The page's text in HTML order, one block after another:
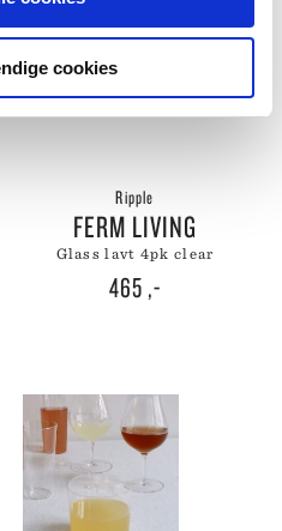
cookies
Ripple
FERM LIVING
glass lavt 4pk clear
465 ,-